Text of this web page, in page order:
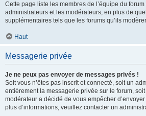
Cette page liste les membres de l’équipe du
administrateurs et les modérateurs, en plus de
supplémentaires tels que les forums qu’ils
Haut
Messagerie privée
Je ne peux pas envoyer de messages privés !
Soit vous n’êtes pas inscrit et connecté, soit un
entièrement la messagerie privée sur le forum,
modérateur a décidé de vous empêcher
plus d’informations, veuillez contacter un